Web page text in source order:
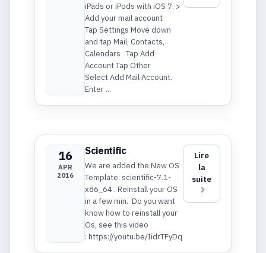
iPads or iPods with iOS 7. >
Add your mail account
Tap Settings Move down
and tap Mail, Contacts,
Calendars Tap Add
Account Tap Other
Select Add Mail Account.
Enter ...
16
APR
2016
Scientific
We are added the New OS
Template: scientific-7.1-
x86_64 . Reinstall your OS
in a few min. Do you want
know how to reinstall your
Os, see this video
: https://youtu.be/IidrTFyDq8s
Lire
la
suite